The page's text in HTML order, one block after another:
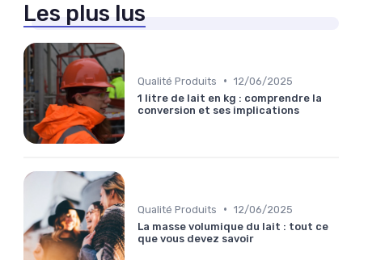
Les plus lus
Qualité Produits • 12/06/2025
1 litre de lait en kg : comprendre la
conversion et ses implications
Qualité Produits • 12/06/2025
La masse volumique du lait : tout ce
que vous devez savoir